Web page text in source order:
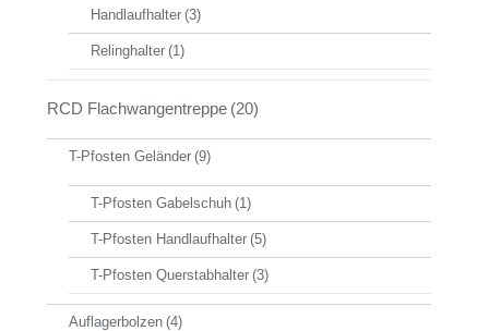
Handlaufhalter (3)
Relinghalter (1)
RCD Flachwangentreppe (20)
T-Pfosten Geländer (9)
T-Pfosten Gabelschuh (1)
T-Pfosten Handlaufhalter (5)
T-Pfosten Querstabhalter (3)
Auflagerbolzen (4)